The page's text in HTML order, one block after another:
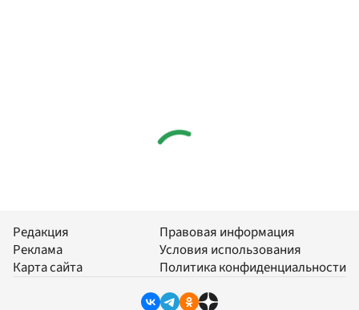
Редакция
Реклама
Карта сайта
Правовая информация
Условия использования
Политика конфиденциальности